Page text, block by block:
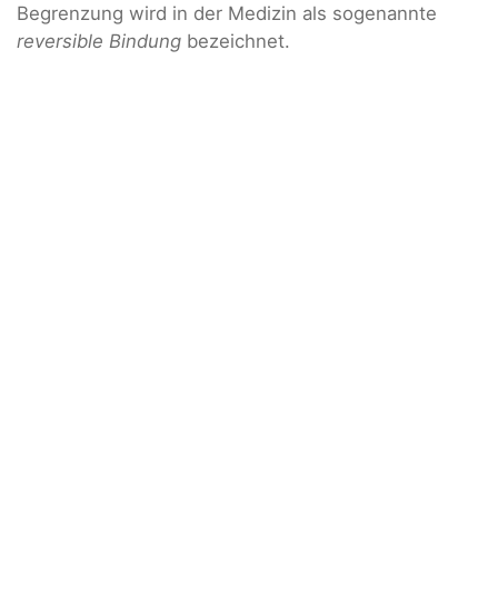
Begrenzung wird in der Medizin als sogenannte
reversible Bindung bezeichnet.